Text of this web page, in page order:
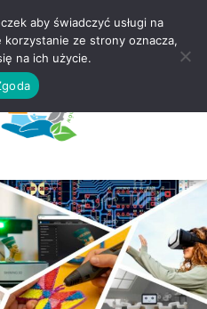
aby świadczyć usługi na
korzystanie ze strony oznacza,
na ich użycie.